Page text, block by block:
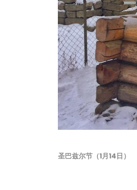
圣巴兹尔节（1月14日）